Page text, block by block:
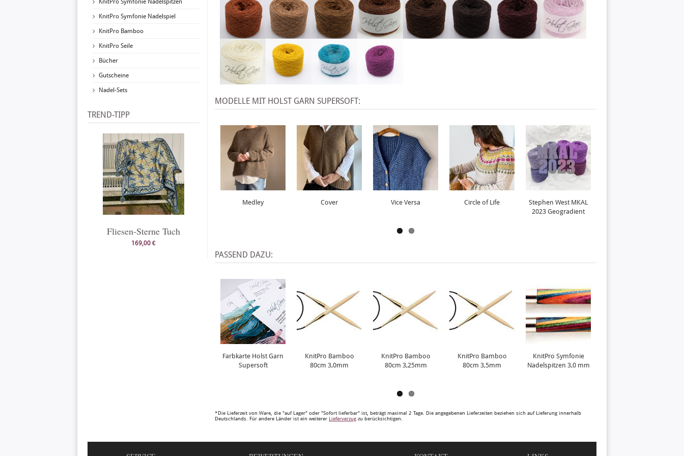
KnitPro Symfonie Nadelspitzen
KnitPro Symfonie Nadelspiel
KnitPro Bamboo
KnitPro Seile
Bücher
Gutscheine
Nadel-Sets
TREND-TIPP
Fliesen-Sterne Tuch
169,00 €
X
MODELLE MIT HOLST GARN SUPERSOFT:
Medley Cover Vice Versa Circle of Life
Stephen West MKAL
2023 Geogradient
PASSEND DAZU:
Farbkarte Holst Garn
Supersoft
KnitPro Bamboo
80cm 3,0mm
KnitPro Bamboo
80cm 3,25mm
KnitPro Bamboo
80cm 3,5mm
KnitPro Symfonie
Nadelspitzen 3,0 mm
*Die Lieferzeit von Ware, die "auf Lager" oder "Sofort lieferbar" ist, beträgt maximal 2 Tage. Die angegebenen Lieferzeiten beziehen sich auf Lieferung innerhalb
Deutschlands. Für andere Länder ist ein weiterer Lieferverzug zu berücksichtigen.